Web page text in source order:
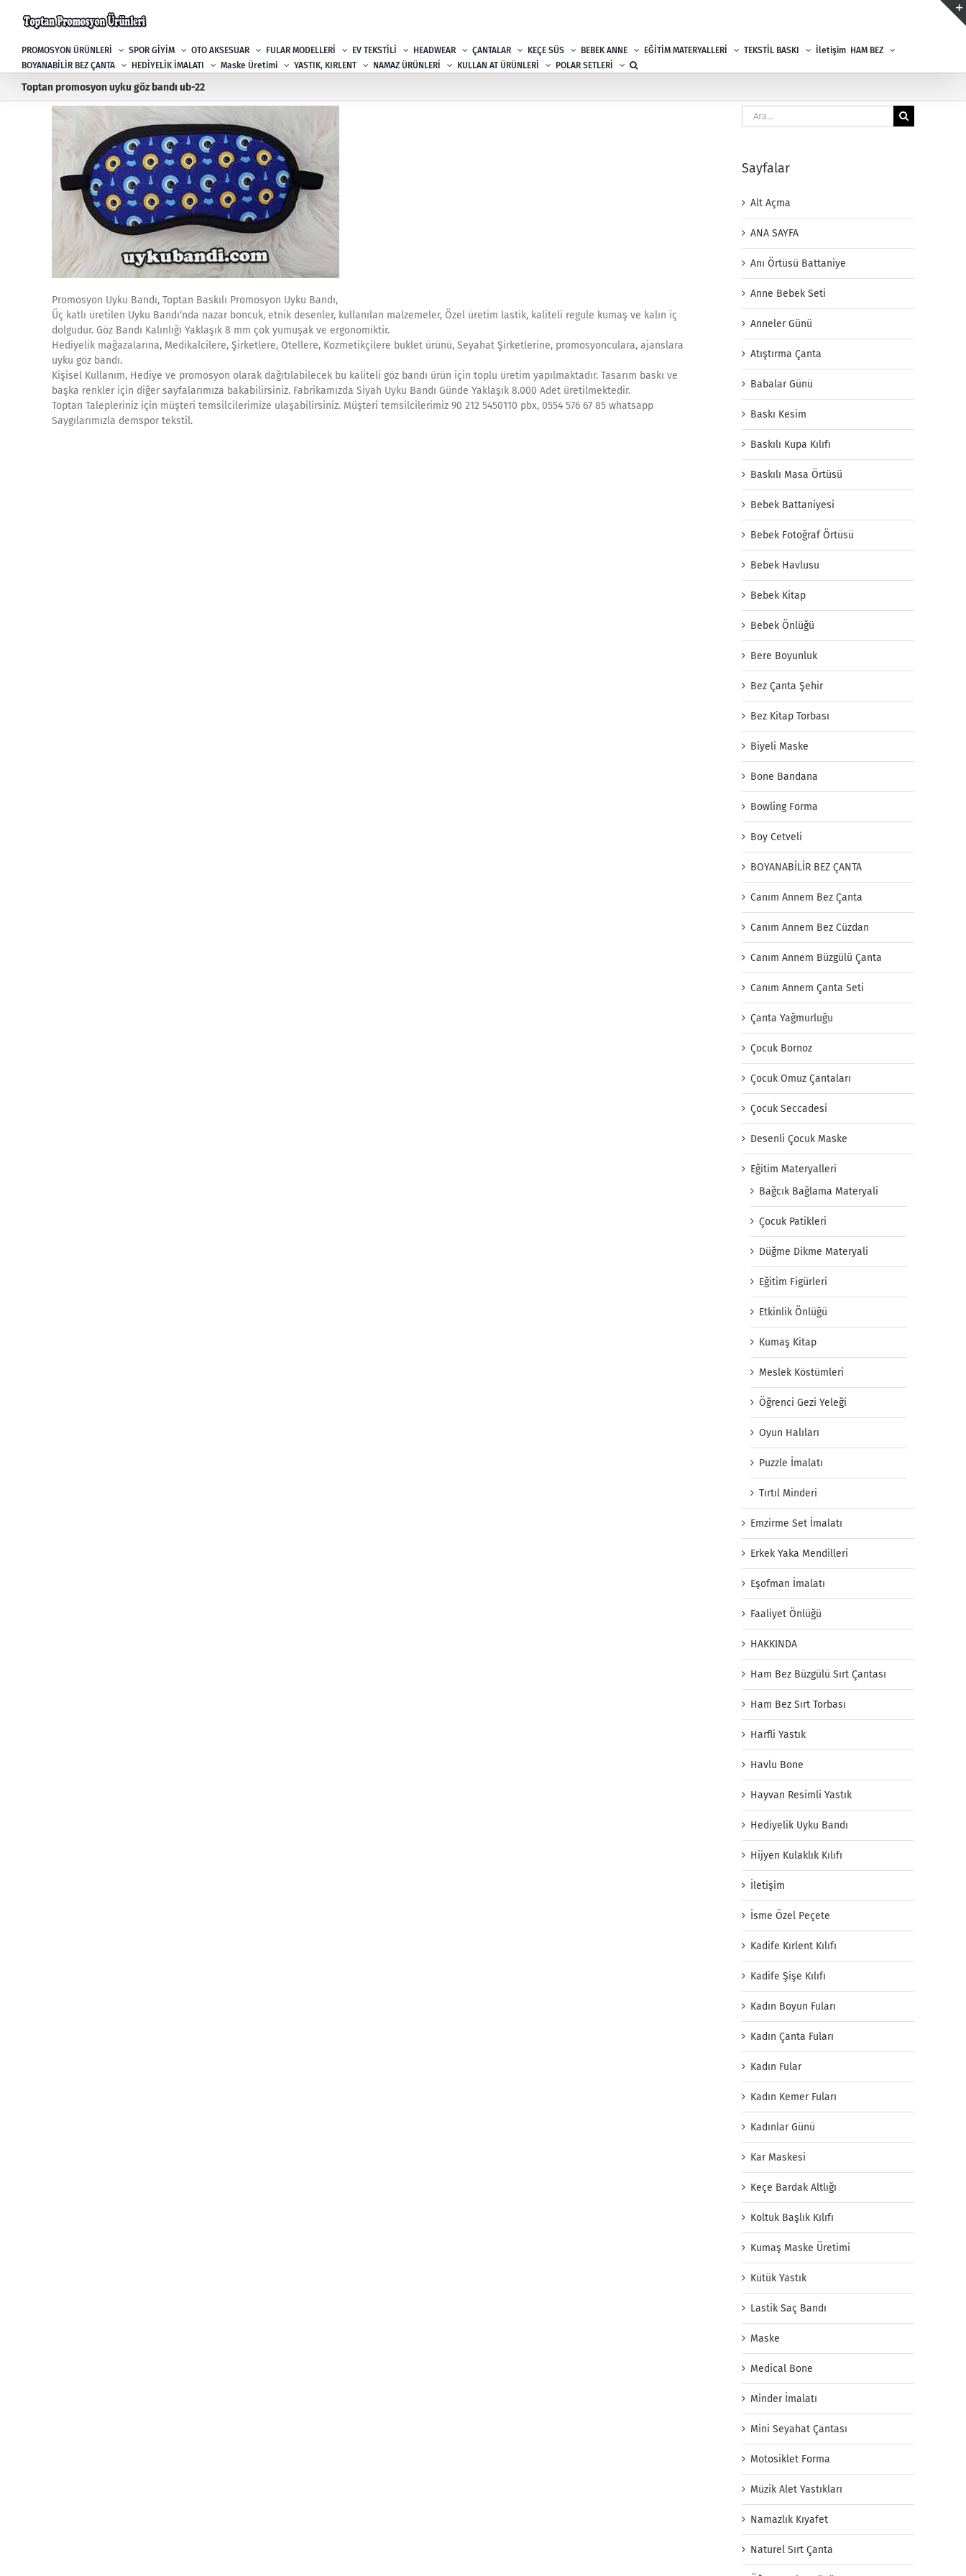
PROMOSYON ÜRÜNLERİ SPOR GİYİM OTO AKSESUAR FULAR MODELLERİ EV TEKSTİLİ HEADWEAR ÇANTALAR KEÇE SÜS BEBEK ANNE EĞİTİM MATERYALLERİ TEKSTİL BASKI İletişim HAM BEZ
BOYANABİLİR BEZ ÇANTA
HEDİYELİK İMALATI Maske Üretimi YASTIK, KIRLENT NAMAZ ÜRÜNLERİ KULLAN AT ÜRÜNLERİ POLAR SETLERİ
Toptan promosyon uyku göz bandı ub-22
Promosyon Uyku Bandı, Toptan Baskılı Promosyon Uyku Bandı,
Üç katlı üretilen Uyku Bandı‘nda nazar boncuk, etnik desenler, kullanılan malzemeler, Özel üretim lastik, kaliteli regule kumaş ve kalın iç
dolgudur. Göz Bandı Kalınlığı Yaklaşık 8 mm çok yumuşak ve ergonomiktir.
Hediyelik mağazalarına, Medikalcilere, Şirketlere, Otellere, Kozmetikçilere buklet ürünü, Seyahat Şirketlerine, promosyonculara, ajanslara
uyku göz bandı.
Kişisel Kullanım, Hediye ve promosyon olarak dağıtılabilecek bu kaliteli göz bandı ürün için toplu üretim yapılmaktadır. Tasarım baskı ve
başka renkler için diğer sayfalarımıza bakabilirsiniz. Fabrikamızda Siyah Uyku Bandı Günde Yaklaşık 8.000 Adet üretilmektedir.
Toptan Talepleriniz için müşteri temsilcilerimize ulaşabilirsiniz. Müşteri temsilcilerimiz 90 212 5450110 pbx, 0554 576 67 85 whatsapp
Saygılarımızla demspor tekstil.
Ara:
Sayfalar
Alt Açma
ANA SAYFA
Anı Örtüsü Battaniye
Anne Bebek Seti
Anneler Günü
Atıştırma Çanta
Babalar Günü
Baskı Kesim
Baskılı Kupa Kılıfı
Baskılı Masa Örtüsü
Bebek Battaniyesi
Bebek Fotoğraf Örtüsü
Bebek Havlusu
Bebek Kitap
Bebek Önlüğü
Bere Boyunluk
Bez Çanta Şehir
Bez Kitap Torbası
Biyeli Maske
Bone Bandana
Bowling Forma
Boy Cetveli
BOYANABİLİR BEZ ÇANTA
Canım Annem Bez Çanta
Canım Annem Bez Cüzdan
Canım Annem Büzgülü Çanta
Canım Annem Çanta Seti
Çanta Yağmurluğu
Çocuk Bornoz
Çocuk Omuz Çantaları
Çocuk Seccadesi
Desenli Çocuk Maske
Eğitim Materyalleri
Bağcık Bağlama Materyali
Çocuk Patikleri
Düğme Dikme Materyali
Eğitim Figürleri
Etkinlik Önlüğü
Kumaş Kitap
Meslek Köstümleri
Öğrenci Gezi Yeleği
Oyun Halıları
Puzzle İmalatı
Tırtıl Minderi
Emzirme Set İmalatı
Erkek Yaka Mendilleri
Eşofman İmalatı
Faaliyet Önlüğü
HAKKINDA
Ham Bez Büzgülü Sırt Çantası
Ham Bez Sırt Torbası
Harfli Yastık
Havlu Bone
Hayvan Resimli Yastık
Hediyelik Uyku Bandı
Hijyen Kulaklık Kılıfı
İletişim
İsme Özel Peçete
Kadife Kırlent Kılıfı
Kadife Şişe Kılıfı
Kadın Boyun Fuları
Kadın Çanta Fuları
Kadın Fular
Kadın Kemer Fuları
Kadınlar Günü
Kar Maskesi
Keçe Bardak Altlığı
Koltuk Başlık Kılıfı
Kumaş Maske Üretimi
Kütük Yastık
Lastik Saç Bandı
Maske
Medical Bone
Minder İmalatı
Mini Seyahat Çantası
Motosiklet Forma
Müzik Alet Yastıkları
Namazlık Kıyafet
Naturel Sırt Çanta